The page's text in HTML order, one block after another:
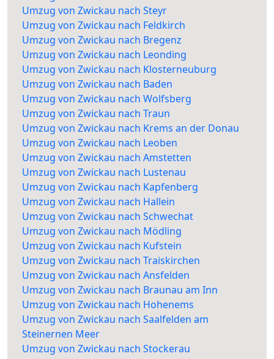
Umzug von Zwickau nach Steyr
Umzug von Zwickau nach Feldkirch
Umzug von Zwickau nach Bregenz
Umzug von Zwickau nach Leonding
Umzug von Zwickau nach Klosterneuburg
Umzug von Zwickau nach Baden
Umzug von Zwickau nach Wolfsberg
Umzug von Zwickau nach Traun
Umzug von Zwickau nach Krems an der Donau
Umzug von Zwickau nach Leoben
Umzug von Zwickau nach Amstetten
Umzug von Zwickau nach Lustenau
Umzug von Zwickau nach Kapfenberg
Umzug von Zwickau nach Hallein
Umzug von Zwickau nach Schwechat
Umzug von Zwickau nach Mödling
Umzug von Zwickau nach Kufstein
Umzug von Zwickau nach Traiskirchen
Umzug von Zwickau nach Ansfelden
Umzug von Zwickau nach Braunau am Inn
Umzug von Zwickau nach Hohenems
Umzug von Zwickau nach Saalfelden am
Steinernen Meer
Umzug von Zwickau nach Stockerau